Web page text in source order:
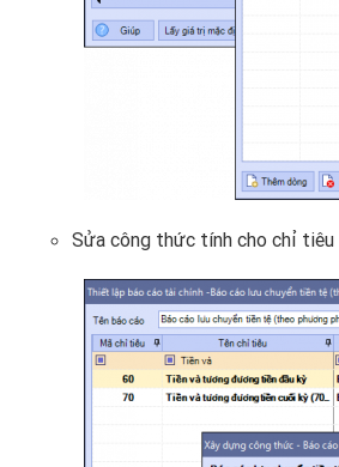
Sửa công thức tính cho chỉ tiêu